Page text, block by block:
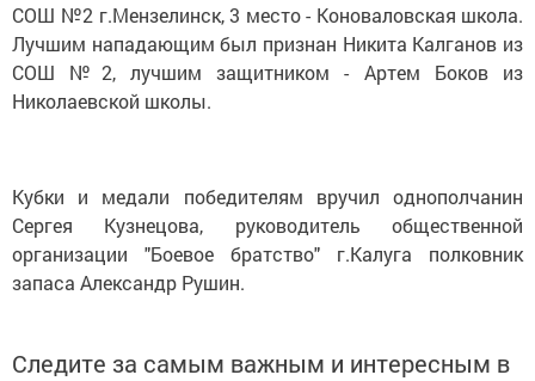
СОШ №2 г.Мензелинск, 3 место - Коноваловская школа.
Лучшим нападающим был признан Никита Калганов из
СОШ №2, лучшим защитником - Артем Боков из
Николаевской школы.
Кубки и медали победителям вручил однополчанин
Сергея Кузнецова, руководитель общественной
организации "Боевое братство" г.Калуга полковник
запаса Александр Рушин.
Следите за самым важным и интересным в